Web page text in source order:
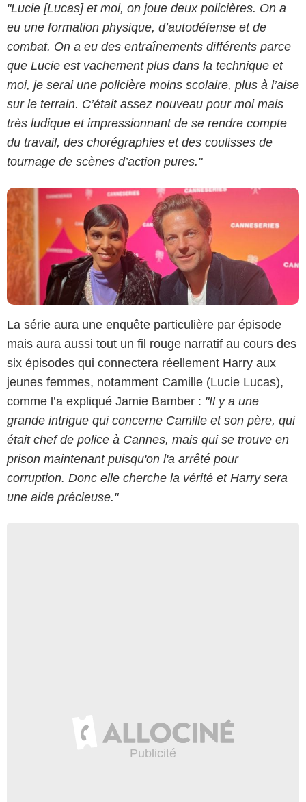
"Lucie [Lucas] et moi, on joue deux policières. On a
eu une formation physique, d’autodéfense et de
combat. On a eu des entraînements différents parce
que Lucie est vachement plus dans la technique et
moi, je serai une policière moins scolaire, plus à l’aise
sur le terrain. C’était assez nouveau pour moi mais
très ludique et impressionnant de se rendre compte
du travail, des chorégraphies et des coulisses de
tournage de scènes d’action pures."
La série aura une enquête particulière par épisode
mais aura aussi tout un fil rouge narratif au cours des
six épisodes qui connectera réellement Harry aux
jeunes femmes, notamment Camille (Lucie Lucas),
comme l’a expliqué Jamie Bamber : "Il y a une
grande intrigue qui concerne Camille et son père, qui
était chef de police à Cannes, mais qui se trouve en
prison maintenant puisqu'on l'a arrêté pour
corruption. Donc elle cherche la vérité et Harry sera
une aide précieuse."